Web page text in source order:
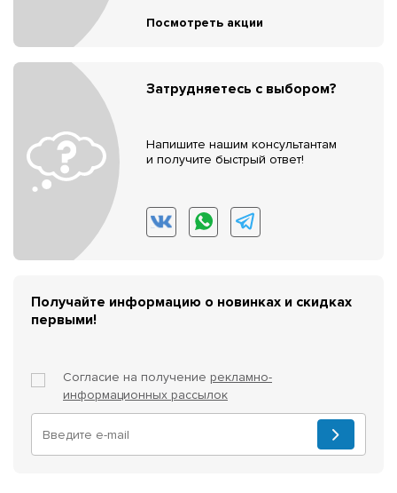
Посмотреть акции
Затрудняетесь с выбором?
Напишите нашим консультантам
и получите быстрый ответ!
Получайте информацию о новинках и скидках
первыми!
Согласие на получение рекламно-
информационных рассылок